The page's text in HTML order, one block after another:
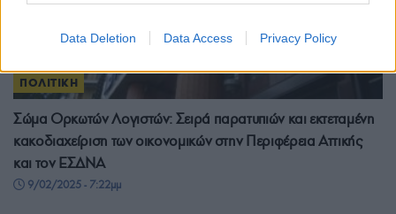
Data Deletion Data Access Privacy Policy
ΠΟΛΙΤΙΚΗ
Σώμα Ορκωτών Λογιστών: Σειρά παρατυπιών και εκτεταμένη
κακοδιαχείριση των οικονομικών στην Περιφέρεια Αττικής
και τον ΕΣΔΝΑ
9/02/2025 - 7:22μμ